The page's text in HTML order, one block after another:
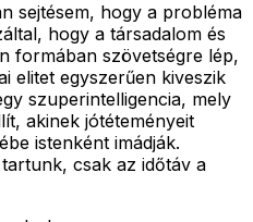
sejtésem, hogy a probléma
hogy a társadalom és
formában szövetségre lép,
elitet egyszerűen kiveszik
szuperintelligencia, mely
akinek jótéteményeit
istenként imádják.
csak az időtáv a